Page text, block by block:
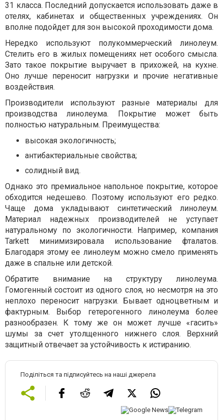
31 класса. Последний допускается использовать даже в
отелях, кабинетах и общественных учреждениях. Он
вполне подойдет для зон высокой проходимости дома.
Нередко используют полукоммерческий линолеум.
Стелить его в жилых помещениях нет особого смысла.
Зато такое покрытие выручает в прихожей, на кухне.
Оно лучше переносит нагрузки и прочие негативные
воздействия.
Производители используют разные материалы для
производства линолеума. Покрытие может быть
полностью натуральным. Преимущества:
высокая экологичность;
антибактериальные свойства;
солидный вид.
Однако это премиальное напольное покрытие, которое
обходится недешево. Поэтому используют его редко.
Чаще дома укладывают синтетический линолеум.
Материал надежных производителей не уступает
натуральному по экологичности. Например, компания
Tarkett минимизировала использование фталатов.
Благодаря этому ее линолеум можно смело применять
даже в спальне или детской.
Обратите внимание на структуру линолеума.
Гомогенный состоит из одного слоя, но несмотря на это
неплохо переносит нагрузки. Бывает одноцветным и
фактурным. Выбор гетерогенного линолеума более
разнообразен. К тому же он может лучше «гасить»
шумы за счет утолщенного нижнего слоя. Верхний
защитный отвечает за устойчивость к истиранию.
Поділіться та підписуйтесь на наші джерела